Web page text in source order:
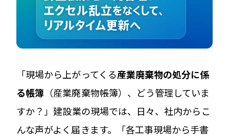
「現場から上がってくる産業廃棄物の処分に係
る帳簿 （産業廃棄物帳簿）、どう管理していま
すか？」――建設業の現場では、日々、社内からこ
んな声がよく届きます。「各工事現場から手書